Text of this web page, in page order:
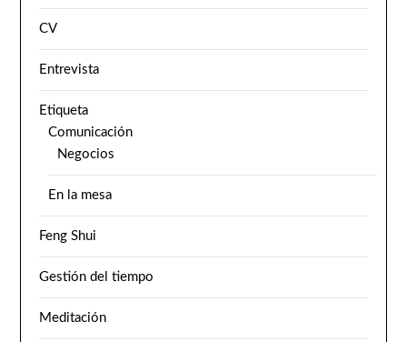
CV
Entrevista
Etiqueta
Comunicación
Negocios
En la mesa
Feng Shui
Gestión del tiempo
Meditación